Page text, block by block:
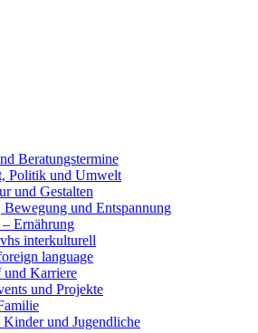
Beratungstermine
Politik und Umwelt
und Gestalten
Bewegung und Entspannung
Ernährung
interkulturell
language
Karriere
und Projekte
Kinder und Jugendliche